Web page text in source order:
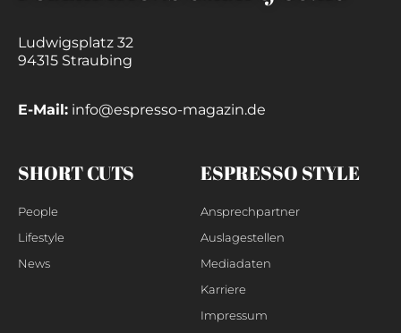
Ludwigsplatz 32
94315 Straubing
E-Mail: info@espresso-magazin.de
SHORT CUTS
People
Lifestyle
News
ESPRESSO STYLE
Ansprechpartner
Auslagestellen
Mediadaten
Karriere
Impressum